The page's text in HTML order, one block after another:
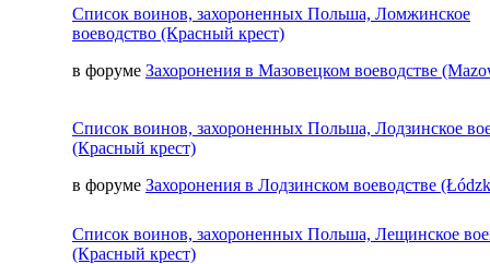
Список воинов, захороненных Польша, Ломжинское
воеводство (Красный крест)
в форуме Захоронения в Мазовецком воеводстве
Список воинов, захороненных Польша, Лодзинское
(Красный крест)
в форуме Захоронения в Лодзинском воеводстве
Список воинов, захороненных Польша, Лещинское
(Красный крест)